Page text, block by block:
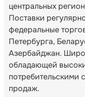
центральных
Поставки
федеральные
Петербурга,
Азербайджан.
обладающей
потребительскими
продаж.